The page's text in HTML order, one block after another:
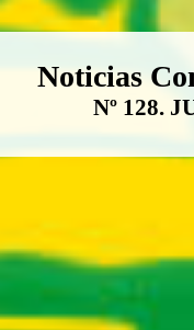
Boletín
Noticias
Nº 128.